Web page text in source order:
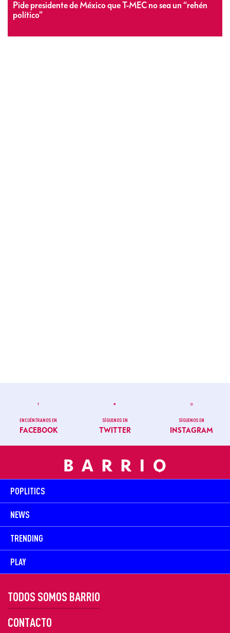
Pide presidente de México que T-MEC no sea un “rehén
político”
ENCUÉNTRANOS EN
FACEBOOK
SÍGUENOS EN
TWITTER
SÍGUENOS EN
INSTAGRAM
POPLITICS
NEWS
TRENDING
PLAY
TODOS SOMOS BARRIO
CONTACTO